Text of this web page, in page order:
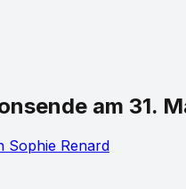
am 31.
Sophie Renard